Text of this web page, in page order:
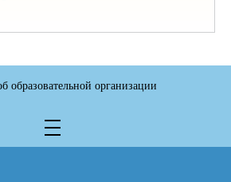
образовательной организации